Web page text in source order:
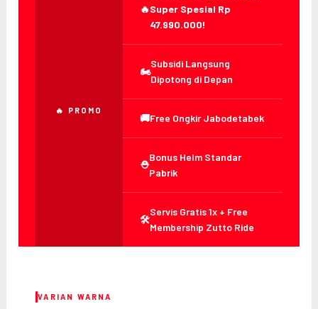
🔥 PROMO
🔥Super Spesial Rp
47.990.000!
🏍️
Subsidi Langsung
Dipotong di Depan
🚚Free Ongkir Jabodetabek
⛑️
Bonus Helm Standar
Pabrik
🛠️
Servis Gratis 1x + Free
Membership Zutto Ride
VARIAN WARNA